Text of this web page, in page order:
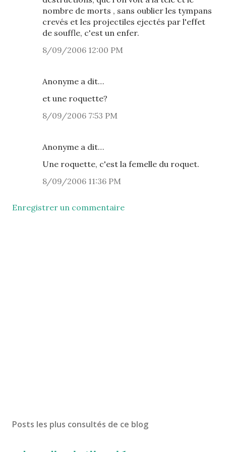
nombre de morts , sans oublier les tympans
crevés et les projectiles ejectés par l'effet
de souffle, c'est un enfer.
8/09/2006 12:00 PM
Anonyme a dit…
et une roquette?
8/09/2006 7:53 PM
Anonyme a dit…
Une roquette, c'est la femelle du roquet.
8/09/2006 11:36 PM
Enregistrer un commentaire
Posts les plus consultés de ce blog